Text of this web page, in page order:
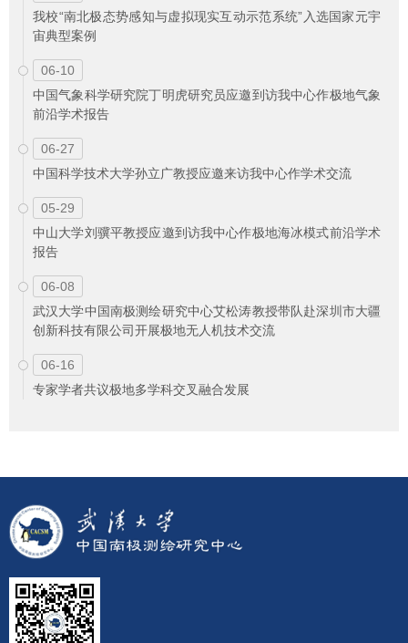
我校“南北极态势感知与虚拟现实互动示范系统”入选国家元宇
宙典型案例
06-10
中国气象科学研究院丁明虎研究员应邀到访我中心作极地气象
前沿学术报告
06-27
中国科学技术大学孙立广教授应邀来访我中心作学术交流
05-29
中山大学刘骥平教授应邀到访我中心作极地海冰模式前沿学术
报告
06-08
武汉大学中国南极测绘研究中心艾松涛教授带队赴深圳市大疆
创新科技有限公司开展极地无人机技术交流
06-16
专家学者共议极地多学科交叉融合发展